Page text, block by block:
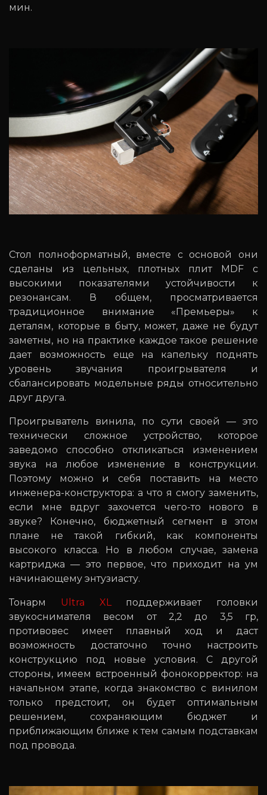
мин.
Стол полноформатный, вместе с основой они
сделаны из цельных, плотных плит MDF с
высокими показателями устойчивости к
резонансам. В общем, просматривается
традиционное внимание «Премьеры» к
деталям, которые в быту, может, даже не будут
заметны, но на практике каждое такое решение
дает возможность еще на капельку поднять
уровень звучания проигрывателя и
сбалансировать модельные ряды относительно
друг друга.
Проигрыватель винила, по сути своей — это
технически сложное устройство, которое
заведомо способно откликаться изменением
звука на любое изменение в конструкции.
Поэтому можно и себя поставить на место
инженера-конструктора: а что я смогу заменить,
если мне вдруг захочется чего-то нового в
звуке? Конечно, бюджетный сегмент в этом
плане не такой гибкий, как компоненты
высокого класса. Но в любом случае, замена
картриджа — это первое, что приходит на ум
начинающему энтузиасту.
Тонарм Ultra XL
поддерживает головки
звукоснимателя весом от 2,2 до 3,5 гр,
противовес имеет плавный ход и даст
возможность достаточно точно настроить
конструкцию под новые условия. С другой
стороны, имеем встроенный фонокорректор: на
начальном этапе, когда знакомство с винилом
только предстоит, он будет оптимальным
решением, сохраняющим бюджет и
приближающим ближе к тем самым подставкам
под провода.